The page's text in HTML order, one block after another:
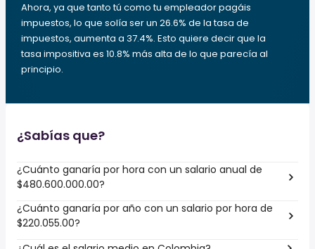
Ahora, ya que tanto tú como tu empleador pagáis
impuestos, lo que solía ser un 26.6% de la tasa de
impuestos, aumenta a 37.4%. Esto quiere decir que la
tasa impositiva es 10.8% más alta de lo que parecía al
principio.
¿Sabías que?
¿Cuánto ganaría por hora con un salario anual de
$480.600.000.00?
¿Cuánto ganaría por año con un salario por hora de
$220.055.00?